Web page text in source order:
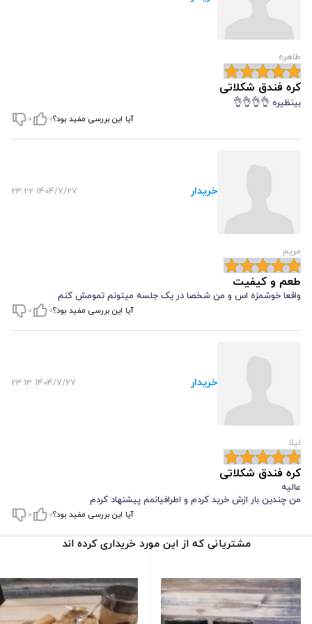
طاهره
کره فندق شکلاتی
بینظیره 👌👌👌👌
آیا این بررسی مفید بود؟0
0
مریم
خریدار 1404/7/27 23:22
طعم و کیفیت
واقعا خوشمزه اس و من شخصا در یک جلسه میتونم تمومش کنم
آیا این بررسی مفید بود؟0
0
لیلا
خریدار 1404/7/27 23:13
کره فندق شکلاتی
عالیه
من چندین بار ازش خرید کردم و اطرافیانمم پیشنهاد کردم
آیا این بررسی مفید بود؟0
0
مشتریانی که از این مورد خریداری کرده اند